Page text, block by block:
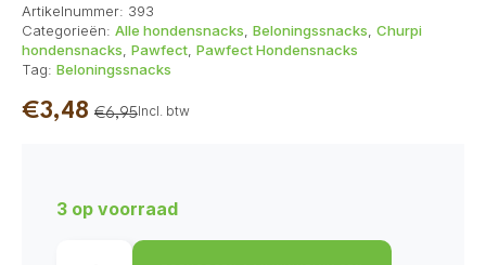
Artikelnummer: 393
Categorieën: Alle hondensnacks Beloningssnacks Churpi
hondensnacks Pawfect Pawfect Hondensnacks
Tag: Beloningssnacks
€6,95
Oorspronkelijke
€6,95.
€3,48
Huidige
€3,48.
Incl. btw
3 op voorraad